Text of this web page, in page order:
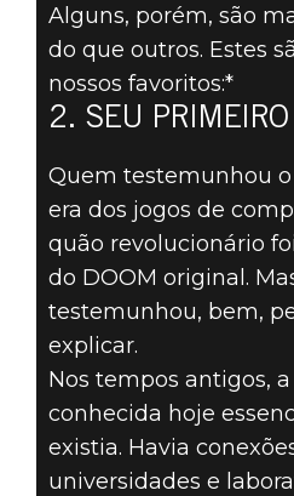
OS 5
MAIS
DE
SEU
MATA-
Alguns, porém, são
do que outros. Estes
nossos favoritos:*
2. SEU PRIMEIRO
Quem testemunhou
era dos jogos de
quão revolucionário
do DOOM original.
testemunhou, bem,
explicar.
Nos tempos antigos,
conhecida hoje
existia. Havia
universidades e